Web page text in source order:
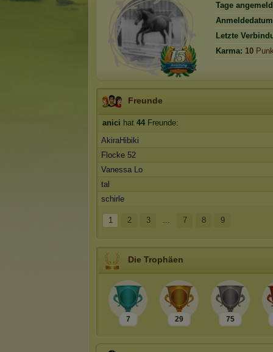
Tage
Letzte
Karma: 10
Freunde
anici hat 44 Freunde:
AkiraHibiki
Flocke 52
Vanessa Lo
tal
schirle
1 2 3 ... 7 8 9
Die Trophäen
7 29 75